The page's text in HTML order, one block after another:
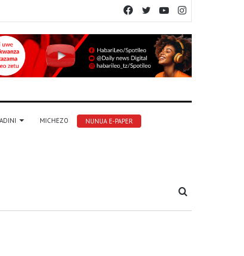
YouTube
Twitter
Facebook
MICHEZO NUNUA E-PAPER
Tafuta